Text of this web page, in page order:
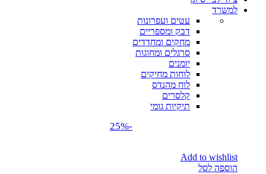
למשרד
עטים ועפרונות
דבק ומספריים
מחקים ומחדדים
סרגלים ומחוגות
יומנים
לוחות מחיקים
לוח מהנדס
קלסרים
תיקיות גומי
-25%
Add to wishlist
הוספה לסל